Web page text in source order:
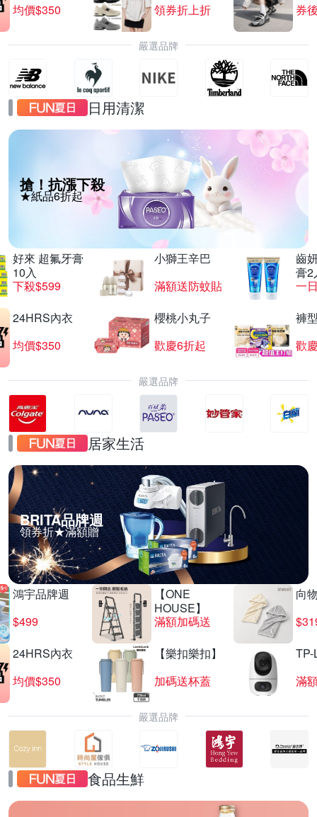
均價$350
領券折上折
券
嚴選品牌
日用清潔
搶！抗漲下殺
★紙品6折起
好來 超氟牙膏
10入
下殺$599
小獅王辛巴
滿額送防蚊貼
齒
膏2
一
24HRS內衣
均價$350
櫻桃小丸子
歡慶6折起
褲
歡
嚴選品牌
居家生活
BRITA品牌週
領券折★滿額贈
鴻宇品牌週
$499
【ONE
HOUSE】
滿額加碼送
向
24HRS內衣
均價$350
【樂扣樂扣】
加碼送杯蓋
TP-
滿
嚴選品牌
食品生鮮